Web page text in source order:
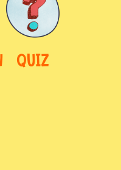
QUIZ